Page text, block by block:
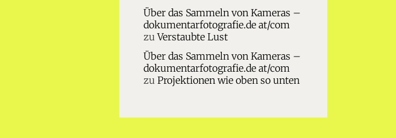
Über das Sammeln von Kameras –
dokumentarfotografie.de at/com
zuVerstaubte Lust
Über das Sammeln von Kameras –
dokumentarfotografie.de at/com
zu Projektionen wie oben so unten